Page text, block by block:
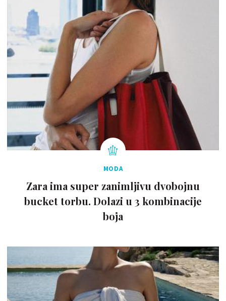
MODA
Zara ima super zanimljivu dvobojnu
bucket torbu. Dolazi u 3 kombinacije
boja